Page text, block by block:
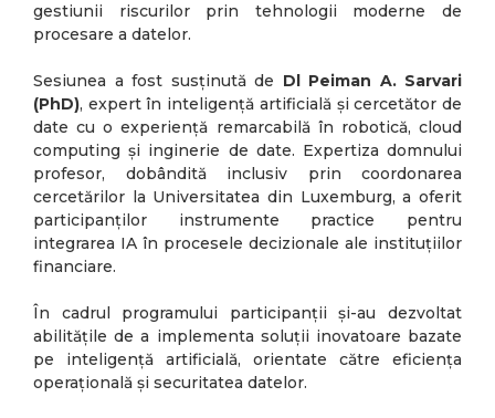
gestiunii riscurilor prin tehnologii moderne de
procesare a datelor.
Sesiunea a fost susținută de Dl Peiman A. Sarvari
(PhD), expert în inteligență artificială și cercetător de
date cu o experiență remarcabilă în robotică, cloud
computing și inginerie de date. Expertiza domnului
profesor, dobândită inclusiv prin coordonarea
cercetărilor la Universitatea din Luxemburg, a oferit
participanților instrumente practice pentru
integrarea IA în procesele decizionale ale instituțiilor
financiare.
În cadrul programului participanții și-au dezvoltat
abilitățile de a implementa soluții inovatoare bazate
pe inteligență artificială, orientate către eficiența
operațională și securitatea datelor.